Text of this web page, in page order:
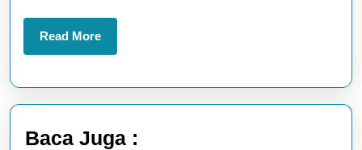
Read MoreRead
More
Baca Juga :